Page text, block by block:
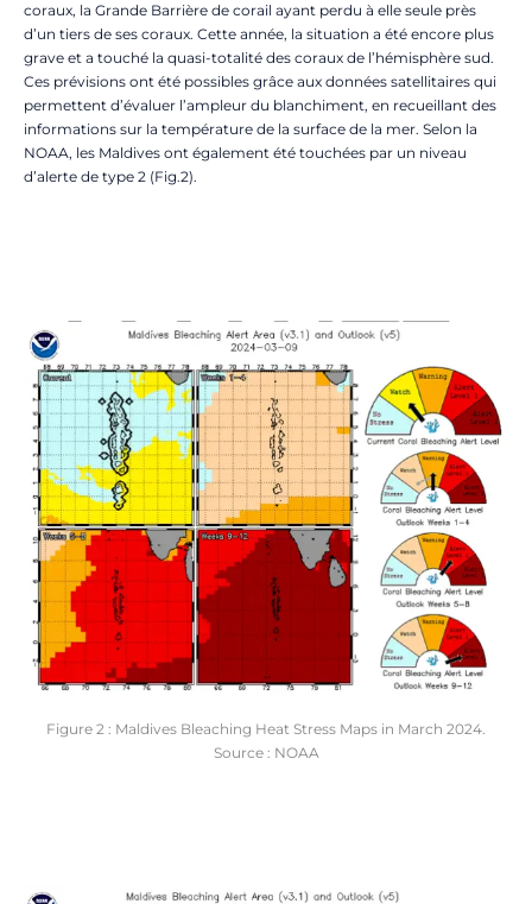
coraux, la Grande Barrière de corail ayant perdu à elle seule près
d’un tiers de ses coraux. Cette année, la situation a été encore plus
grave et a touché la quasi-totalité des coraux de l’hémisphère sud.
Ces prévisions ont été possibles grâce aux données satellitaires qui
permettent d’évaluer l’ampleur du blanchiment, en recueillant des
informations sur la température de la surface de la mer. Selon la
NOAA, les Maldives ont également été touchées par un niveau
d’alerte de type 2 (Fig.2).
Figure 2 : Maldives Bleaching Heat Stress Maps in March 2024.
Source : NOAA